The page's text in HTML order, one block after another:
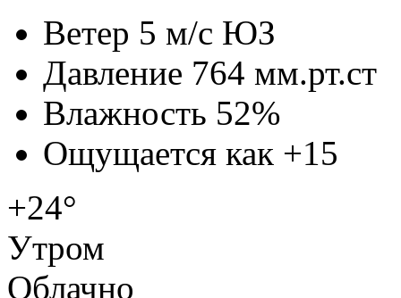
Ветер 5 м/с ЮЗ
Давление 764 мм.рт.ст
Влажность 52%
Ощущается как +15
+24°
Утром
Облачно